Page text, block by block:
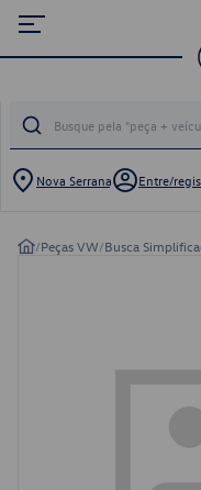
Nova Serrana Entre/
/Peças VW/Busca